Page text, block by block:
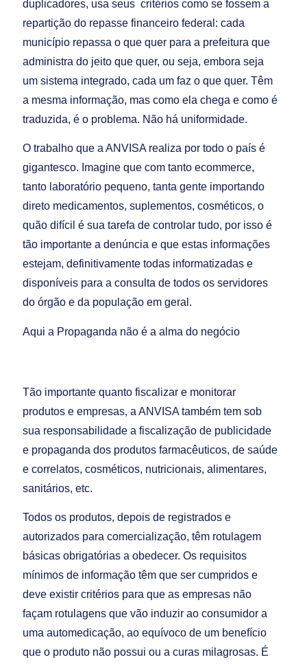
duplicadores, usa seus critérios como se fossem a
repartição do repasse financeiro federal: cada
município repassa o que quer para a prefeitura que
administra do jeito que quer, ou seja, embora seja
um sistema integrado, cada um faz o que quer. Têm
a mesma informação, mas como ela chega e como é
traduzida, é o problema. Não há uniformidade.
O trabalho que a ANVISA realiza por todo o país é
gigantesco. Imagine que com tanto ecommerce,
tanto laboratório pequeno, tanta gente importando
direto medicamentos, suplementos, cosméticos, o
quão difícil é sua tarefa de controlar tudo, por isso é
tão importante a denúncia e que estas informações
estejam, definitivamente todas informatizadas e
disponíveis para a consulta de todos os servidores
do órgão e da população em geral.
Aqui a Propaganda não é a alma do negócio
Tão importante quanto fiscalizar e monitorar
produtos e empresas, a ANVISA também tem sob
sua responsabilidade a fiscalização de publicidade
e propaganda dos produtos farmacêuticos, de saúde
e correlatos, cosméticos, nutricionais, alimentares,
sanitários, etc.
Todos os produtos, depois de registrados e
autorizados para comercialização, têm rotulagem
básicas obrigatórias a obedecer. Os requisitos
mínimos de informação têm que ser cumpridos e
deve existir critérios para que as empresas não
façam rotulagens que vão induzir ao consumidor a
uma automedicação, ao equívoco de um benefício
que o produto não possui ou a curas milagrosas. É